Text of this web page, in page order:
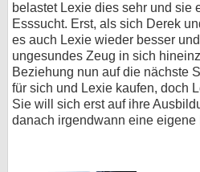
belastet Lexie dies sehr und sie
Esssucht. Erst, als sich Derek
es auch Lexie wieder besser
ungesundes Zeug in sich
Beziehung nun auf die nächste
für sich und Lexie kaufen, doch
Sie will sich erst auf ihre
danach irgendwann eine eigene